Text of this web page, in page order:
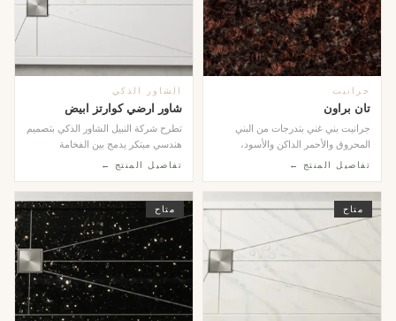
جرانيت
تان براون
جرانيت بني غني بتدرجات من البني
المحروق والأحمر الداكن والأسود،
تتشابك معاً في ن...
تفاصيل المنتج ←
الشاور الذكي
شاور ارضي كوارتز ابيض
تطرح شركة النبيل الشاور الذكي بتصميم
هندسي مبتكر يدمج بين الفخامة
والوظيفة، حيث ...
تفاصيل المنتج ←
متاح متاح